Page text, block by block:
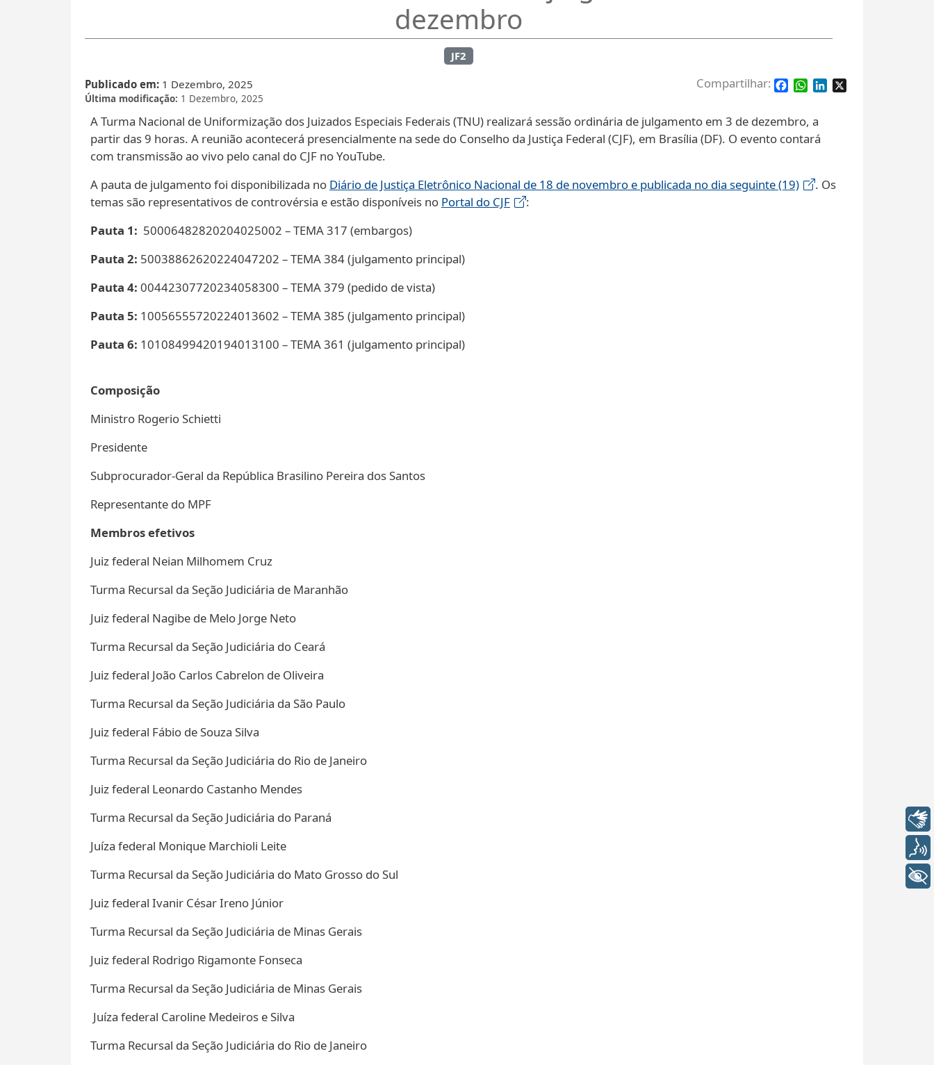
dezembro
JF2
Publicado em 1 Dezembro, 2025
Última modificação 1 Dezembro, 2025
Facebook
WhatsApp
LinkedIn
A Turma Nacional de Uniformização dos Juizados Especiais Federais (TNU) realizará sessão ordinária de julgamento em 3 de dezembro, a
partir das 9 horas. A reunião acontecerá presencialmente na sede do Conselho da Justiça Federal (CJF), em Brasília (DF). O evento contará
com transmissão ao vivo pelo canal do CJF no YouTube.
A pauta de julgamento foi disponibilizada no Diário de Justiça Eletrônico Nacional de 18 de novembro e publicada no dia seguinte (19)
. Os
temas são representativos de controvérsia e estão disponíveis no Portal do CJF
:
Pauta 1: 50006482820204025002 – TEMA 317 (embargos)
Pauta 2: 50038862620224047202 – TEMA 384 (julgamento principal)
Pauta 4: 00442307720234058300 – TEMA 379 (pedido de vista)
Pauta 5: 10056555720224013602 – TEMA 385 (julgamento principal)
Pauta 6: 10108499420194013100 – TEMA 361 (julgamento principal)
Composição
Ministro Rogerio Schietti
Presidente
Subprocurador-Geral da República Brasilino Pereira dos Santos
Representante do MPF
Membros efetivos
Juiz federal Neian Milhomem Cruz
Turma Recursal da Seção Judiciária de Maranhão
Juiz federal Nagibe de Melo Jorge Neto
Turma Recursal da Seção Judiciária do Ceará
Juiz federal João Carlos Cabrelon de Oliveira
Turma Recursal da Seção Judiciária da São Paulo
Juiz federal Fábio de Souza Silva
Turma Recursal da Seção Judiciária do Rio de Janeiro
Juiz federal Leonardo Castanho Mendes
Turma Recursal da Seção Judiciária do Paraná
Juíza federal Monique Marchioli Leite
Turma Recursal da Seção Judiciária do Mato Grosso do Sul
Juiz federal Ivanir César Ireno Júnior
Turma Recursal da Seção Judiciária de Minas Gerais
Juiz federal Rodrigo Rigamonte Fonseca
Turma Recursal da Seção Judiciária de Minas Gerais
Juíza federal Caroline Medeiros e Silva
Turma Recursal da Seção Judiciária do Rio de Janeiro